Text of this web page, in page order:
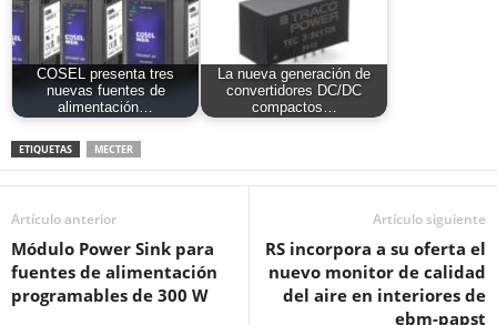
COSEL presenta tres
nuevas fuentes de
alimentación…
La nueva generación de
convertidores DC/DC
compactos…
ETIQUETAS MECTER
Artículo anterior
Módulo Power Sink para
fuentes de alimentación
programables de 300 W
Artículo siguiente
RS incorpora a su oferta el
nuevo monitor de calidad
del aire en interiores de
ebm-papst